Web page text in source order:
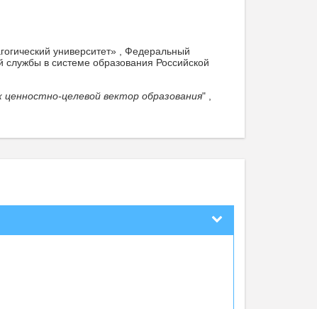
университет» , Федеральный
в системе образования Российской
целевой вектор образования" ,